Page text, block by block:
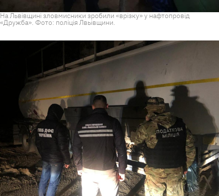
На Львівщині зловмисники зробили «врізку» у нафтопровід
«Дружба». Фото: поліція Лвьівщини.